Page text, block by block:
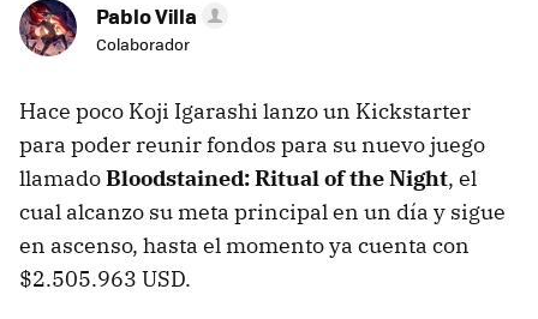
Pablo Villa
Colaborador
Hace poco Koji Igarashi lanzo un Kickstarter
para poder reunir fondos para su nuevo juego
llamadoBloodstained: Ritual of the Night, el
cual alcanzo su meta principal en un día y sigue
en ascenso, hasta el momento ya cuenta con
$2.505.963 USD.